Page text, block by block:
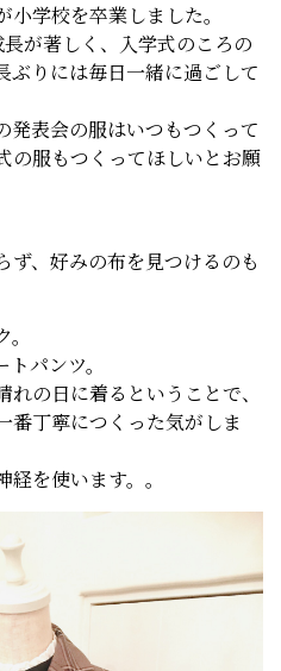
学校を卒業しました。
が著しく、入学式のころの
ぶりには毎日一緒に過ごして
発表会の服はいつもつくって
の服もつくってほしいとお願
ず、好みの布を見つけるのも
パンツ。
の日に着るということで、
番丁寧につくった気がしま
を使います。。